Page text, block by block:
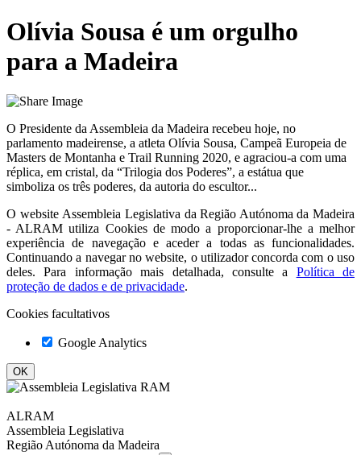
Olívia Sousa é um orgulho
para a Madeira
O Presidente da Assembleia da Madeira recebeu hoje, no
parlamento madeirense, a atleta Olívia Sousa, Campeã Europeia de
Masters de Montanha e Trail Running 2020, e agraciou-a com uma
réplica, em cristal, da “Trilogia dos Poderes”, a estátua que
simboliza os três poderes, da autoria do escultor...
O website Assembleia Legislativa da Região Autónoma da Madeira
- ALRAM utiliza Cookies de modo a proporcionar-lhe a melhor
experiência de navegação e aceder a todas as funcionalidades.
Continuando a navegar no website, o utilizador concorda com o uso
deles. Para informação mais detalhada, consulte a
Política de
proteção de dados e de privacidade.
Cookies facultativos
Google Analytics
ALRAM
Assembleia Legislativa
Região Autónoma da Madeira